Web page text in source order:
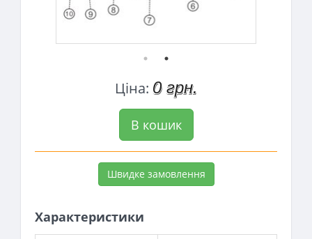
Ціна: 0 грн.
В кошик
Швидке замовлення
Характеристики